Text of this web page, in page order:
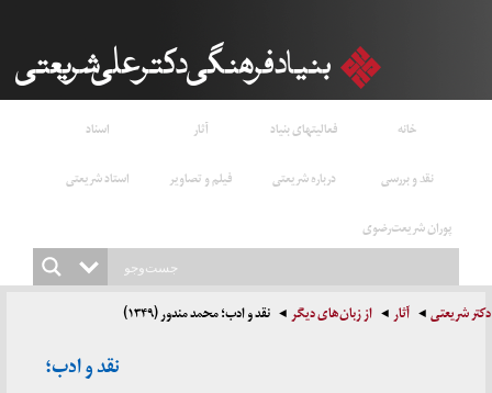
خانه فعالیتهای بنیاد آثار
اسناد
نقد و بررسی
درباره شریعتی فیلم و تصاویر
استاد شریعتی
پوران شریعت‌رضوی
دکتر شریعتی آثار از زبان‌های دیگر نقد و ادب؛ محمد مندور (۱۳۴۹)
نقد و ادب؛